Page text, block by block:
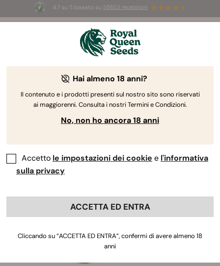
4.7 su 5 basato su 58653 recensioni
Summer Sales:Fino al 50% di sconto
su prodotti selezionati! ⏤
Hai almeno 18 anni?
Il contenuto e i prodotti presenti sul nostro sito sono riservati
ai maggiorenni. Consulta i nostri Termini e Condizioni.
No, non ho ancora 18 anni
Accetto le impostazioni dei cookie e l'informativa
sulla privacy
ACCETTA ED ENTRA
Cliccando su “ACCETTA ED ENTRA”, confermi di avere almeno 18
anni